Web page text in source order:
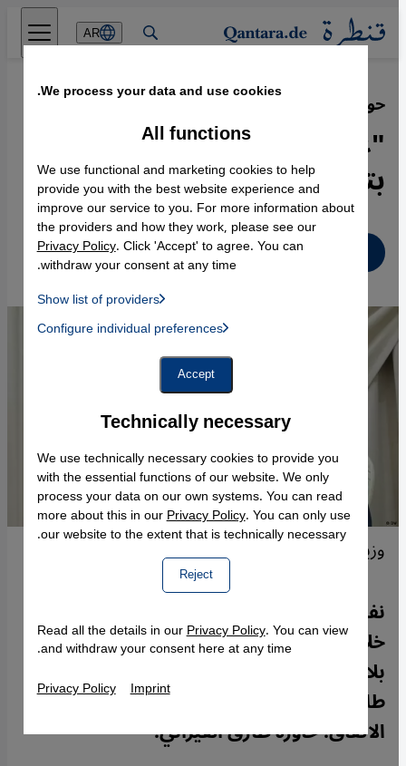
Direkt zum Inhalt springen
AR
حوار مع وزير داخلية تونس·
06.10.2023
"على الأوروبيين تسريع الوفاء
بتعهداتهم نحو تونس"
وزير الداخلية التونسي كمال الفقي
نفى وزير الداخلية التونسي كمال الفقي وجود
خلاف مع الاتحاد الأوروبي بشأن اتفاق منح
بلاده مساعدات مقابل التصدي للهجرة، لكنه
طالب هذا التكتل الأوروبي بتسريع تنفيذ
الاتفاق. حاوره طارق القيزاني.
We process your data and use cookies.
Technically necessary
We use technically necessary cookies to provide you
with the essential functions of our website. We only
process your data on our own systems. You can read
more about this in ourPrivacy Policy. You can only use
our website to the extent that is technically necessary.
Reject
All functions
We use functional and marketing cookies to help
provide you with the best website experience and
improve our service to you. For more information about
the providers and how they work, please see our
Privacy Policy. Click 'Accept' to agree. You can
withdraw your consent at any time.
Show list of providers
Instagram Embed, Twitter Embed, Youtube Embed
Facebook Embed / Facebook Connect
Google Maps Embed
Configure individual preferences
Accept
Read all the details in ourPrivacy Policy. You can view
and withdraw your consent here at any time.
Privacy Policy Imprint